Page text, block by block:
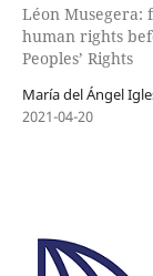
Léon Musegera:
human rights
Peoples’ Rights
María del Ángel
2021-04-20